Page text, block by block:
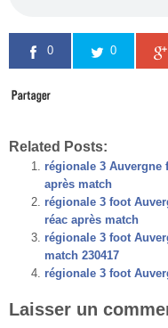
0 0
Related Posts:
régionale 3 Auvergne
après match
régionale 3 foot
réac après match
régionale 3 foot
match 230417
régionale 3 foot
Laisser un